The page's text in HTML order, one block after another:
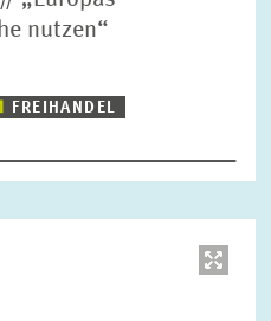
nutzen“
FREIHANDEL